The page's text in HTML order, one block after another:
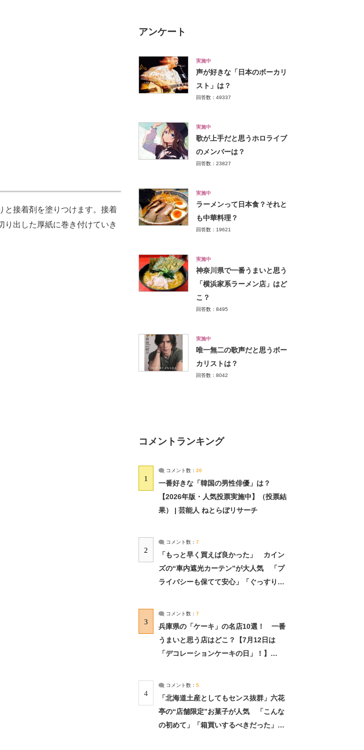
接着剤を塗りつけます。接着
出した厚紙に巻き付けていき
アンケート
実施中
声が好きな「日本のボーカリ
スト」は？
回答数：49337
実施中
歌が上手だと思うホロライブ
のメンバーは？
回答数：23827
実施中
ラーメンって日本食？それと
も中華料理？
回答数：19621
実施中
神奈川県で一番うまいと思う
「横浜家系ラーメン店」はど
こ？
回答数：8495
実施中
唯一無二の歌声だと思うボー
カリストは？
回答数：8042
コメントランキング
1
コメント数： 20
一番好きな「韓国の男性俳優」は？
【2026年版・人気投票実施中】（投票結
果） | 芸能人 ねとらぼリサーチ
2
コメント数： 7
「もっと早く買えば良かった」 カイン
ズの“車内遮光カーテン”が大人気 「プ
ライバシーも保てて安心」「ぐっすり眠
3
コメント数： 7
兵庫県の「ケーキ」の名店10選！ 一番
うまいと思う店はどこ？【7月12日は
「デコレーションケーキの日」！】
4
コメント数： 5
「北海道土産としてもセンス抜群」六花
亭の“店舗限定”お菓子が人気 「こんな
の初めて」「箱買いするべきだった」